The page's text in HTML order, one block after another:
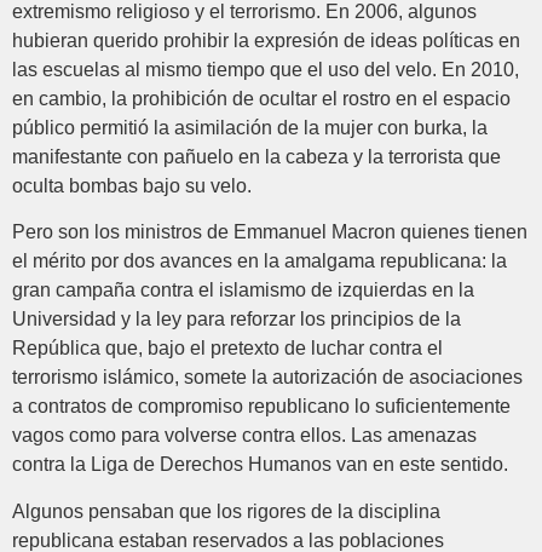
extremismo religioso y el terrorismo. En 2006, algunos
hubieran querido prohibir la expresión de ideas políticas en
las escuelas al mismo tiempo que el uso del velo. En 2010,
en cambio, la prohibición de ocultar el rostro en el espacio
público permitió la asimilación de la mujer con burka, la
manifestante con pañuelo en la cabeza y la terrorista que
oculta bombas bajo su velo.
Pero son los ministros de Emmanuel Macron quienes tienen
el mérito por dos avances en la amalgama republicana: la
gran campaña contra el islamismo de izquierdas en la
Universidad y la ley para reforzar los principios de la
República que, bajo el pretexto de luchar contra el
terrorismo islámico, somete la autorización de asociaciones
a contratos de compromiso republicano lo suficientemente
vagos como para volverse contra ellos. Las amenazas
contra la Liga de Derechos Humanos van en este sentido.
Algunos pensaban que los rigores de la disciplina
republicana estaban reservados a las poblaciones